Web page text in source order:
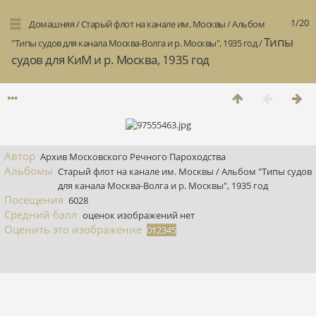
1/20
Домашняя/Старый флот на канале им. Москвы/Альбом
"Типы судов для канала Москва-Волга и р. Москвы", 1935 год/Типы
судов для КиМ и р. Москва, 1935 год
Автор Архив Московского Речного Пароходства
Альбомы Старый флот на канале им. Москвы /Альбом "Типы судов
для канала Москва-Волга и р. Москвы", 1935 год
Посещения 6028
Средний балл оценок изображений нет
Оценить это изображение